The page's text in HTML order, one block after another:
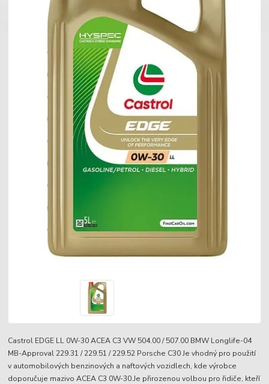
Castrol EDGE LL 0W-30 ACEA C3 VW 504.00 / 507.00 BMW Longlife-04
MB-Approval 229.31 / 229.51 / 229.52 Porsche C30 Je vhodný pro použití
v automobilových benzinových a naftových vozidlech, kde výrobce
doporučuje mazivo ACEA C3 0W-30.Je přirozenou volbou pro řidiče, kteří